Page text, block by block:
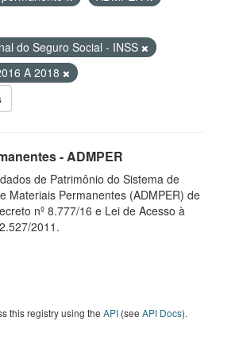
do Seguro Social - INSS
A 2018
- ADMPER
de Patrimônio do Sistema de
Materiais Permanentes (ADMPER) de
nº 8.777/16 e Lei de Acesso à
2011.
this registry using the API (see API Docs).